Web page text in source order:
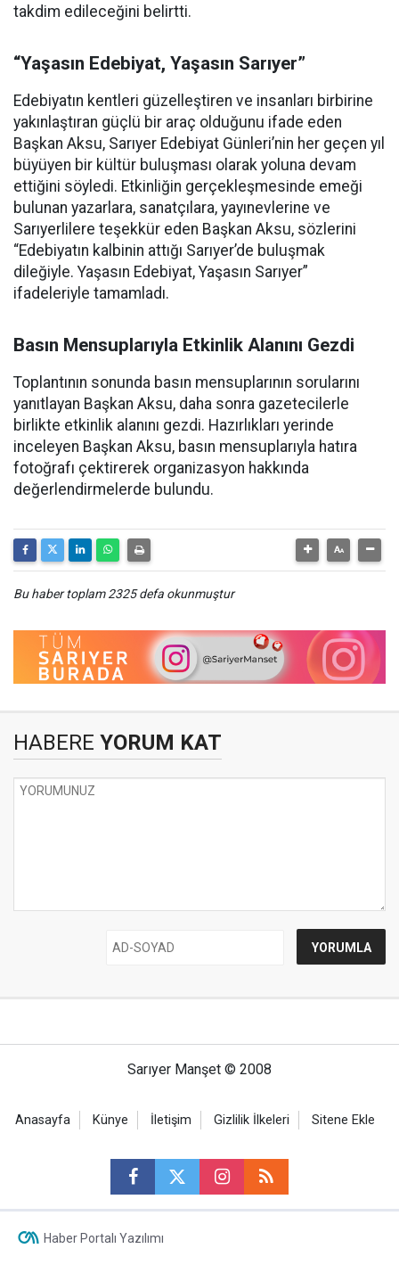
takdim edileceğini belirtti.
“Yaşasın Edebiyat, Yaşasın Sarıyer”
Edebiyatın kentleri güzelleştiren ve insanları birbirine
yakınlaştıran güçlü bir araç olduğunu ifade eden
Başkan Aksu, Sarıyer Edebiyat Günleri’nin her geçen yıl
büyüyen bir kültür buluşması olarak yoluna devam
ettiğini söyledi. Etkinliğin gerçekleşmesinde emeği
bulunan yazarlara, sanatçılara, yayınevlerine ve
Sarıyerlilere teşekkür eden Başkan Aksu, sözlerini
“Edebiyatın kalbinin attığı Sarıyer’de buluşmak
dileğiyle. Yaşasın Edebiyat, Yaşasın Sarıyer”
ifadeleriyle tamamladı.
Basın Mensuplarıyla Etkinlik Alanını Gezdi
Toplantının sonunda basın mensuplarının sorularını
yanıtlayan Başkan Aksu, daha sonra gazetecilerle
birlikte etkinlik alanını gezdi. Hazırlıkları yerinde
inceleyen Başkan Aksu, basın mensuplarıyla hatıra
fotoğrafı çektirerek organizasyon hakkında
değerlendirmelerde bulundu.
Bu haber toplam 2325 defa okunmuştur
HABERE YORUM KAT
Sarıyer Manşet © 2008
Anasayfa Künye İletişim Gizlilik İlkeleri Sitene Ekle
Haber Portalı Yazılımı